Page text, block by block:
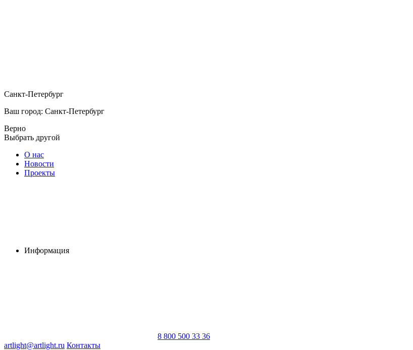
Санкт-Петербург
Ваш город: Санкт-Петербург
Верно
Выбрать другой
О нас
Новости
Проекты
Информация
8 800 500 33 36
artlight@artlight.ru Контакты